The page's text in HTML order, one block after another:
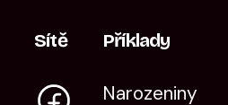
Sítě Příklady
Narozeniny